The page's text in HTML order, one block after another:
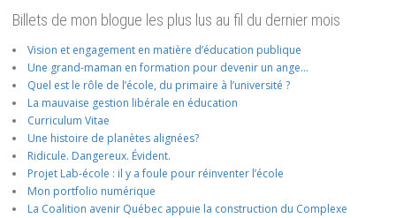
Billets de mon blogue les plus lus au fil du dernier mois
Vision et engagement en matière d’éducation publique
Une grand-maman en formation pour devenir un ange…
Quel est le rôle de l’école, du primaire à l’université ?
La mauvaise gestion libérale en éducation
Curriculum Vitae
Une histoire de planètes alignées?
Ridicule. Dangereux. Évident.
Projet Lab-école : il y a foule pour réinventer l’école
Mon portfolio numérique
La Coalition avenir Québec appuie la construction du Complexe